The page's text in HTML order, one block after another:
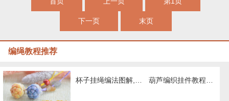
下一页 末页
编绳教程推荐